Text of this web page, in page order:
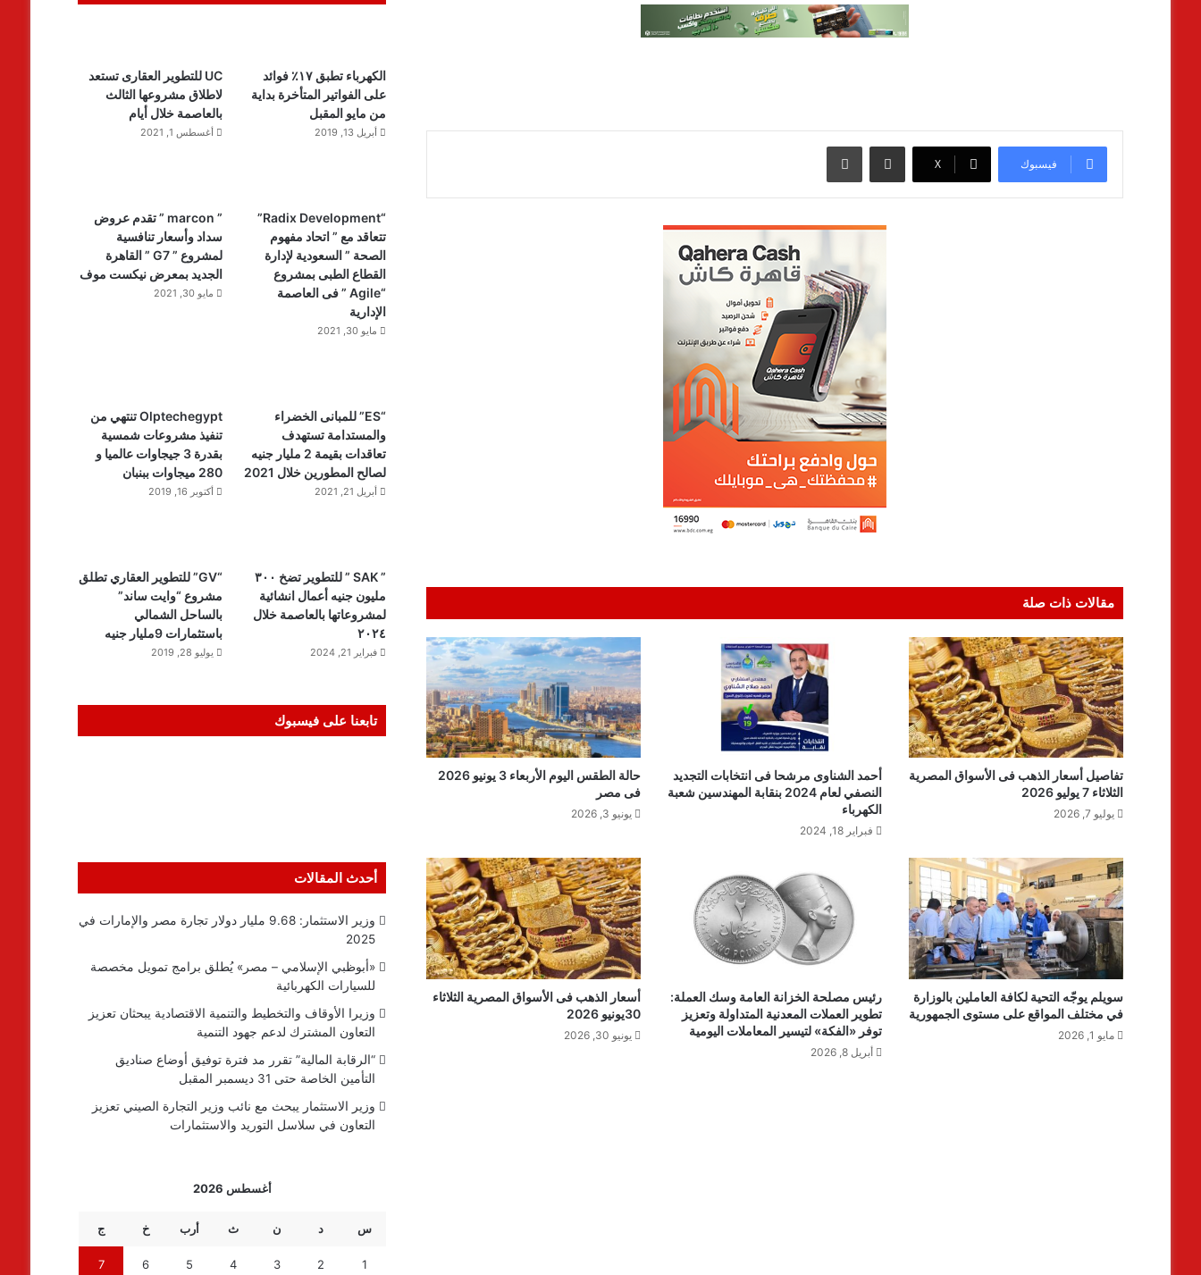
فيسبوك ‫X
مشاركة عبر البريد طباعة
مقالات ذات صلة
تفاصيل أسعار الذهب فى الأسواق المصرية
الثلاثاء 7 يوليو 2026
يوليو 7, 2026
أحمد الشناوى مرشحا فى انتخابات التجديد
النصفي لعام 2024 بنقابة المهندسين شعبة
الكهرباء
فبراير 18, 2024
حالة الطقس اليوم الأربعاء 3 يونيو 2026
فى مصر
يونيو 3, 2026
سويلم يوجّه التحية لكافة العاملين بالوزارة
في مختلف المواقع على مستوى الجمهورية
مايو 1, 2026
رئيس مصلحة الخزانة العامة وسك العملة:
تطوير العملات المعدنية المتداولة وتعزيز
توفر «الفكة» لتيسير المعاملات اليومية
أبريل 8, 2026
أسعار الذهب فى الأسواق المصرية الثلاثاء
30يونيو 2026
يونيو 30, 2026
الكهرباء تطبق ١٧٪ فوائد
على الفواتير المتأخرة بداية
من مايو المقبل
أبريل 13, 2019
UC للتطوير العقارى تستعد
لاطلاق مشروعها الثالث
بالعاصمة خلال أيام
أغسطس 1, 2021
“Radix Development”
تتعاقد مع ” اتحاد مفهوم
الصحة ” السعودية لإدارة
القطاع الطبى بمشروع
“Agile ” فى العاصمة
الإدارية
مايو 30, 2021
” marcon ” تقدم عروض
سداد وأسعار تنافسية
لمشروع ” G7 ” القاهرة
الجديد بمعرض نيكست موف
مايو 30, 2021
“ES” للمبانى الخضراء
والمستدامة تستهدف
تعاقدات بقيمة 2 مليار جنيه
لصالح المطورين خلال 2021
أبريل 21, 2021
Olptechegypt تنتهي من
تنفيذ مشروعات شمسية
بقدرة 3 جيجاوات عالميا و
280 ميجاوات ببنبان
أكتوبر 16, 2019
” SAK ” للتطوير تضخ ٣٠٠
مليون جنيه أعمال انشائية
لمشروعاتها بالعاصمة خلال
٢٠٢٤
فبراير 21, 2024
“GV” للتطوير العقاري تطلق
مشروع “وايت ساند”
بالساحل الشمالي
باستثمارات 9مليار جنيه
يوليو 28, 2019
تابعنا على فيسبوك
أحدث المقالات
وزير الاستثمار: 9.68 مليار دولار تجارة مصر والإمارات في
2025
«أبوظبي الإسلامي – مصر» يُطلق برامج تمويل مخصصة
للسيارات الكهربائية
وزيرا الأوقاف والتخطيط والتنمية الاقتصادية يبحثان تعزيز
التعاون المشترك لدعم جهود التنمية
“الرقابة المالية” تقرر مد فترة توفيق أوضاع صناديق
التأمين الخاصة حتى 31 ديسمبر المقبل
وزير الاستثمار يبحث مع نائب وزير التجارة الصيني تعزيز
التعاون في سلاسل التوريد والاستثمارات
أغسطس 2026
س د ن ث أرب خ ج
1
2
3
4
5
6
7